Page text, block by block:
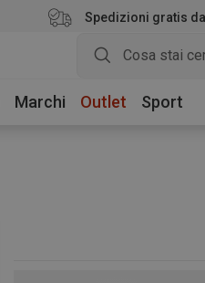
Spedizioni gratis
Marchi Outlet Sport